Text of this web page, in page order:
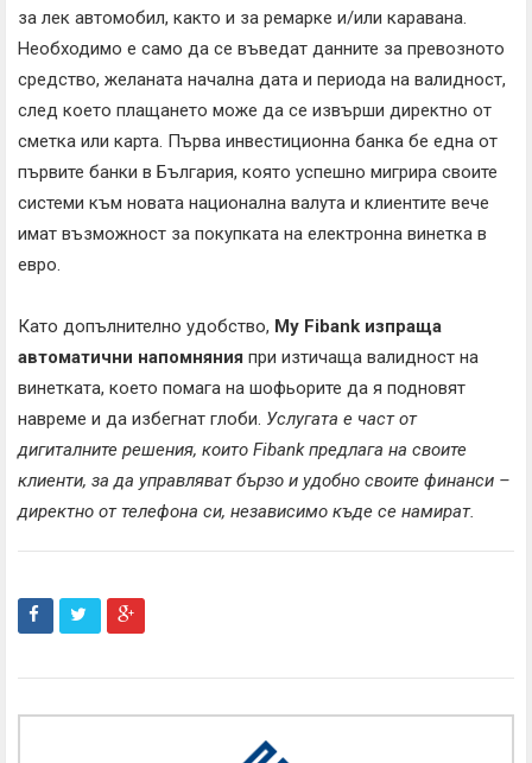
за лек автомобил, както и за ремарке и/или каравана.
Необходимо е само да се въведат данните за превозното
средство, желаната начална дата и периода на валидност,
след което плащането може да се извърши директно от
сметка или карта. Първа инвестиционна банка бе една от
първите банки в България, която успешно мигрира своите
системи към новата национална валута и клиентите вече
имат възможност за покупката на електронна винетка в
евро.
Като допълнително удобство, My Fibank изпраща
автоматични напомняния при изтичаща валидност на
винетката, което помага на шофьорите да я подновят
навреме и да избегнат глоби. Услугата е част от
дигиталните решения, които Fibankпредлага на своите
клиенти, за да управляват бързо и удобно своите финанси –
директно от телефона си, независимо къде се намират.